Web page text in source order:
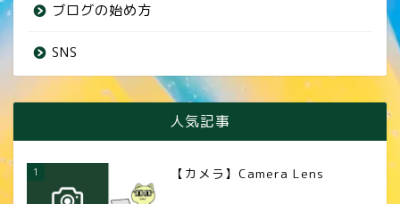
ブログの始め方
SNS
人気記事
1 【カメラ】Camera Lens